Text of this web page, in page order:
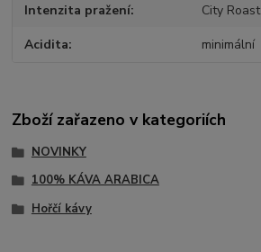
Intenzita pražení City Roast
Acidita minimální
Zboží zařazeno v kategoriích
NOVINKY
100% KÁVA ARABICA
Hořčí kávy